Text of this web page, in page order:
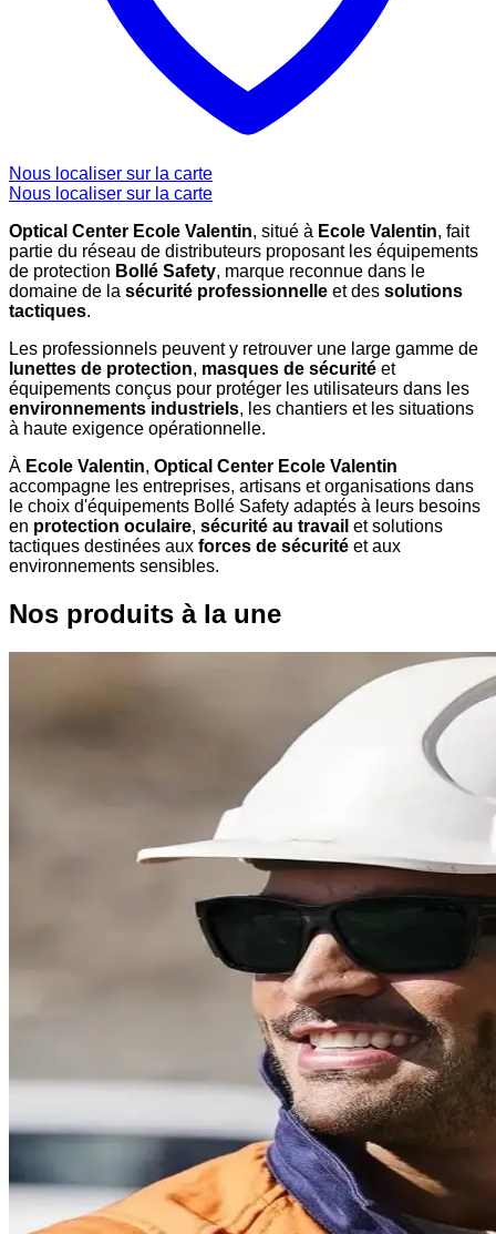
Nous localiser sur la carte
Nous localiser sur la carte
Optical Center Ecole Valentin, situé à Ecole Valentin, fait
partie du réseau de distributeurs proposant les équipements
de protection Bollé Safety, marque reconnue dans le
domaine de la sécurité professionnelle et des solutions
tactiques.
Les professionnels peuvent y retrouver une large gamme de
lunettes de protection, masques de sécurité et
équipements conçus pour protéger les utilisateurs dans les
environnements industriels, les chantiers et les situations
à haute exigence opérationnelle.
À Ecole Valentin, Optical Center Ecole Valentin
accompagne les entreprises, artisans et organisations dans
le choix d'équipements Bollé Safety adaptés à leurs besoins
en protection oculaire, sécurité au travail et solutions
tactiques destinées aux forces de sécurité et aux
environnements sensibles.
Nos produits à la une